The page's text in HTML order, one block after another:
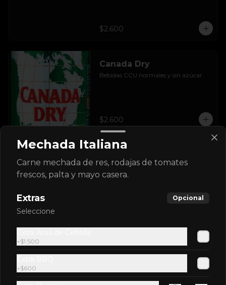
$2.600
Canada Dry
Bebidas CCU normales y sin azúcar.
$2.600
Crush
Mechada Italiana
Carne mechada de res, rodajas de tomates
frescos, palta y mayo casera.
Extras Opcional
Seleccione
+$1.500
+$600